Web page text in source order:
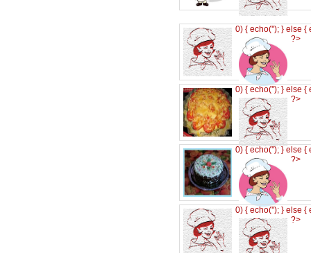
0) { echo(''); } else {
?>
0) { echo(''); } else {
?>
0) { echo(''); } else {
?>
0) { echo(''); } else {
?>